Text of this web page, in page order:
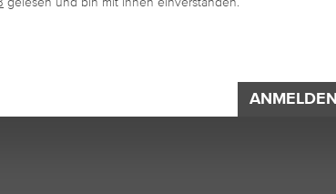
gelesen und bin mit ihnen einverstanden.
ANMELDEN